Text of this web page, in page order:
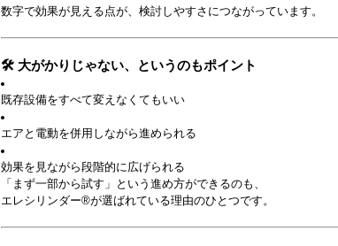
数字で効果が見える点が、検討しやすさにつながっています。
🛠 大がかりじゃない、というのもポイント
既存設備をすべて変えなくてもいい
エアと電動を併用しながら進められる
効果を見ながら段階的に広げられる
「まず一部から試す」という進め方ができるのも、
エレシリンダー®が選ばれている理由のひとつです。